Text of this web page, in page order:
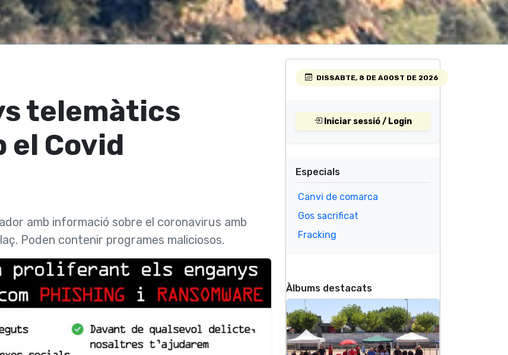
telemàtics
el Covid
amb informació sobre el coronavirus amb
Poden contenir programes maliciosos.
DISSABTE, 8 DE AGOST DE 2026
Iniciar sessió / Login
Especials
Canvi de comarca
Gos sacrificat
Fracking
Àlbums destacats